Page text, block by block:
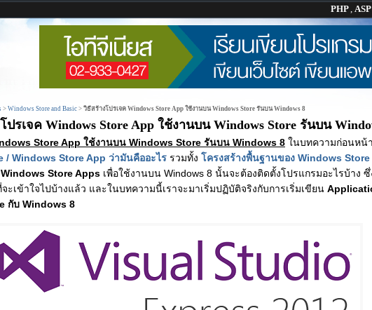
PHP, ASP
> Windows Store and Basic > วิธีสร้างโปรเจค Windows Store App ใช้งานบน Windows Store รันบน Windows 8
ปรเจค Windows Store App ใช้งานบน Windows Store รันบน
Store App ใช้งานบน Windows Store รันบน Windows 8 ในบทความก่อนหน้
/ Windows Store App ว่ามันคืออะไร รวมทั้ง โครงสร้างพื้นฐานของ Windows Store
Windows Store Apps เพื่อใช้งานบน Windows 8 นั้นจะต้องติดตั้งโปรแกรมอะไรบ้าง ซึ่
ะเข้าใจไปบ้างแล้ว และในบทความนี้เราจะมาเริ่มปฏิบัติจริงกับการเริ่มเขียน
กับ Windows 8